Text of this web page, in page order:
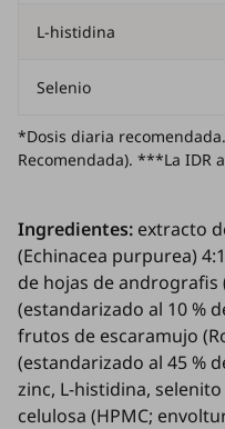
L-histidina
Selenio
*Dosis diaria
Recomendada). ***La IDR
Ingredientes: extracto
(Echinacea purpurea)
de hojas de andrografis
(estandarizado al 10 %
frutos de escaramujo (
(estandarizado al 45 %
zinc, L-histidina,
celulosa (HPMC;